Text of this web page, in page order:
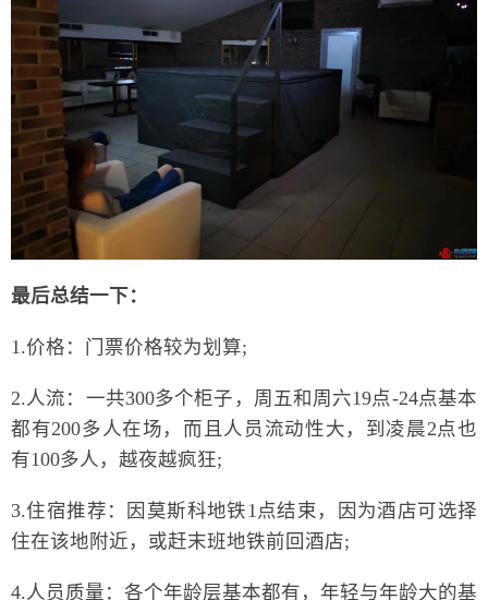
最后总结一下：
1.价格：门票价格较为划算;
2.人流：一共300多个柜子，周五和周六19点-24点基本
都有200多人在场，而且人员流动性大，到凌晨2点也
有100多人，越夜越疯狂;
3.住宿推荐：因莫斯科地铁1点结束，因为酒店可选择
住在该地附近，或赶末班地铁前回酒店;
4.人员质量：各个年龄层基本都有，年轻与年龄大的基